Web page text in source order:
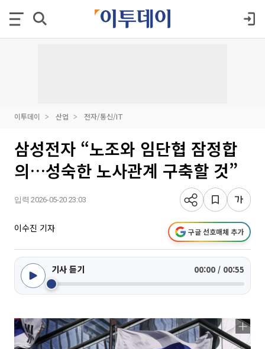
이투데이 산업 전자/통신/IT
삼성전자 “노조와 임단협 잠정합
의…성숙한 노사관계 구축할 것”
입력 2026-05-20 23:03
이수진 기자 구글 선호매체 추가
기사 듣기 00:00 / 00:55